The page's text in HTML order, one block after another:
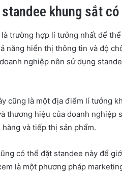
khung sắt có
trường hợp lí tưởng nhất để
năng hiển thị thông tin và độ
nghiệp nên sử dụng
cũng là một địa điểm lí tưởng
thương hiệu của doanh nghiệp
và tiếp thị sản phẩm.
có thể đặt standee này để
là một phương pháp